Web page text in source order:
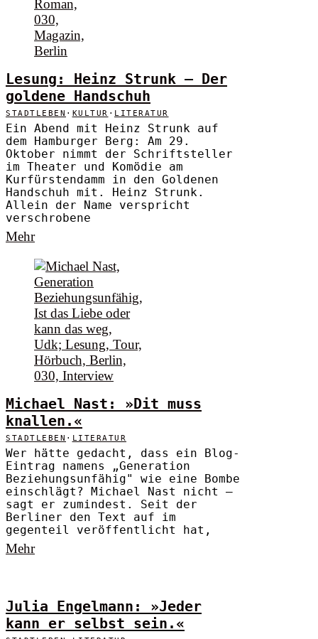
Lesung: Heinz Strunk – Der
goldene Handschuh
STADTLEBEN · KULTUR · LITERATUR
Ein Abend mit Heinz Strunk auf
dem Hamburger Berg: Am 29.
Oktober nimmt der Schriftsteller
im Theater und Komödie am
Kurfürstendamm in den Goldenen
Handschuh mit. Heinz Strunk.
Allein der Name verspricht
verschrobene
Mehr
Michael Nast: »Dit muss
knallen.«
STADTLEBEN · LITERATUR
Wer hätte gedacht, dass ein Blog-
Eintrag namens „Generation
Beziehungsunfähig" wie eine Bombe
einschlägt? Michael Nast nicht –
sagt er zumindest. Seit der
Berliner den Text auf im
gegenteil veröffentlicht hat,
Mehr
Julia Engelmann: »Jeder
kann er selbst sein.«